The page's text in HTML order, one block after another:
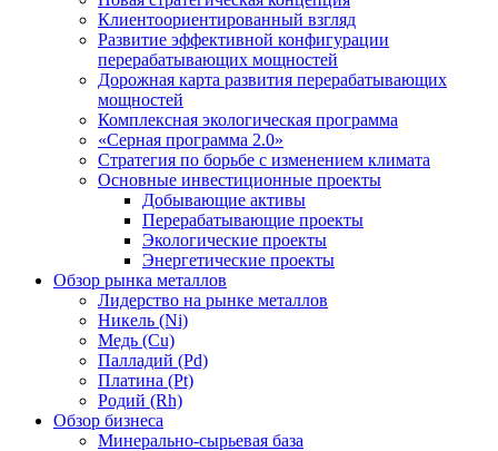
Клиентоориентированный взгляд
Развитие эффективной конфигурации
перерабатывающих мощностей
Дорожная карта развития перерабатывающих
мощностей
Комплексная экологическая программа
«Серная программа 2.0»
Стратегия по борьбе с изменением климата
Основные инвестиционные проекты
Добывающие активы
Перерабатывающие проекты
Экологические проекты
Энергетические проекты
Обзор рынка металлов
Лидерство на рынке металлов
Никель (Ni)
Медь (Cu)
Палладий (Pd)
Платина (Pt)
Родий (Rh)
Обзор бизнеса
Минерально-сырьевая база